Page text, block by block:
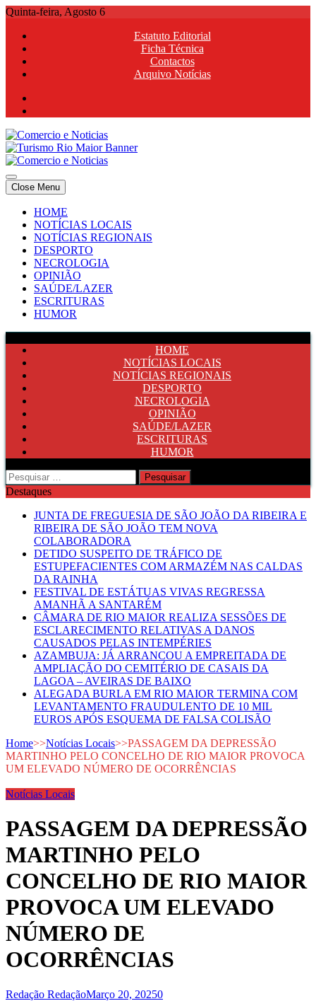
Skip
content
Quinta-feira, Agosto 6
Estatuto Editorial
Ficha Técnica
Contactos
Arquivo Notícias
Comercio e Noticias
Notícias e Publicidade Online
Comercio e Noticias
Notícias e Publicidade Online
Close Menu
HOME
NOTÍCIAS LOCAIS
NOTÍCIAS REGIONAIS
DESPORTO
NECROLOGIA
OPINIÃO
SAÚDE/LAZER
ESCRITURAS
HUMOR
HOME
NOTÍCIAS LOCAIS
NOTÍCIAS REGIONAIS
DESPORTO
NECROLOGIA
OPINIÃO
SAÚDE/LAZER
ESCRITURAS
HUMOR
Pesquisar
por:
Destaques
JUNTA DE FREGUESIA DE SÃO JOÃO DA RIBEIRA E
RIBEIRA DE SÃO JOÃO TEM NOVA
COLABORADORA
DETIDO SUSPEITO DE TRÁFICO DE
ESTUPEFACIENTES COM ARMAZÉM NAS CALDAS
DA RAINHA
FESTIVAL DE ESTÁTUAS VIVAS REGRESSA
AMANHÃ A SANTARÉM
CÂMARA DE RIO MAIOR REALIZA SESSÕES DE
ESCLARECIMENTO RELATIVAS A DANOS
CAUSADOS PELAS INTEMPÉRIES
AZAMBUJA: JÁ ARRANCOU A EMPREITADA DE
AMPLIAÇÃO DO CEMITÉRIO DE CASAIS DA
LAGOA – AVEIRAS DE BAIXO
ALEGADA BURLA EM RIO MAIOR TERMINA COM
LEVANTAMENTO FRAUDULENTO DE 10 MIL
EUROS APÓS ESQUEMA DE FALSA COLISÃO
Home>>Notícias Locais>>PASSAGEM DA DEPRESSÃO
MARTINHO PELO CONCELHO DE RIO MAIOR PROVOCA
UM ELEVADO NÚMERO DE OCORRÊNCIAS
Notícias Locais
PASSAGEM DA DEPRESSÃO
MARTINHO PELO
CONCELHO DE RIO MAIOR
PROVOCA UM ELEVADO
NÚMERO DE
OCORRÊNCIAS
Redação RedaçãoMarço 20, 20250